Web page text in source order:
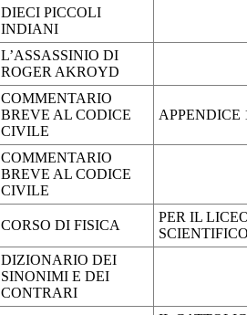
DIECI PICCOLI
INDIANI
L’ASSASSINIO DI
ROGER AKROYD
COMMENTARIO
BREVE AL CODICE
CIVILE
APPENDICE
COMMENTARIO
BREVE AL CODICE
CIVILE
CORSO DI FISICA
PER IL
DIZIONARIO DEI
SINONIMI E DEI
CONTRARI